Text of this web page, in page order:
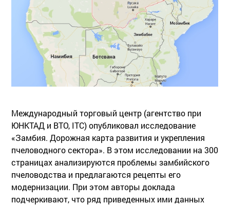
Международный торговый центр (агентство при
ЮНКТАД и ВТО, ITC) опубликовал исследование
«Замбия. Дорожная карта развития и укрепления
пчеловодного сектора». В этом исследовании на 300
страницах анализируются проблемы замбийского
пчеловодства и предлагаются рецепты его
модернизации. При этом авторы доклада
подчеркивают, что ряд приведенных ими данных